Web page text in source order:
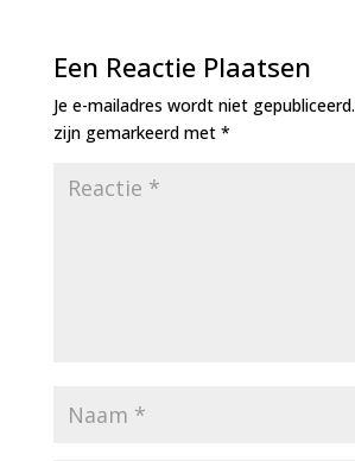
Een Reactie Plaatsen
Je e-mailadres wordt niet gepubliceerd.
zijn gemarkeerd met *